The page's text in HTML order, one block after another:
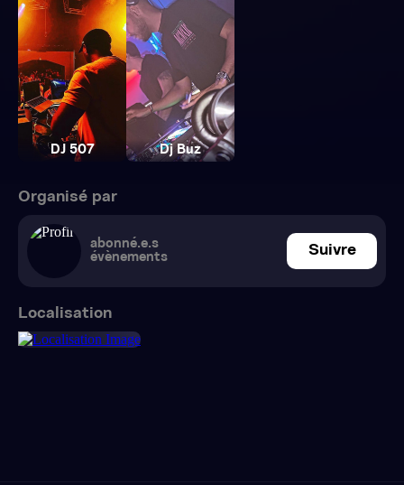
DJ 507 Dj Buz
Organisé par
abonné.e.s
évènements
Suivre
Localisation